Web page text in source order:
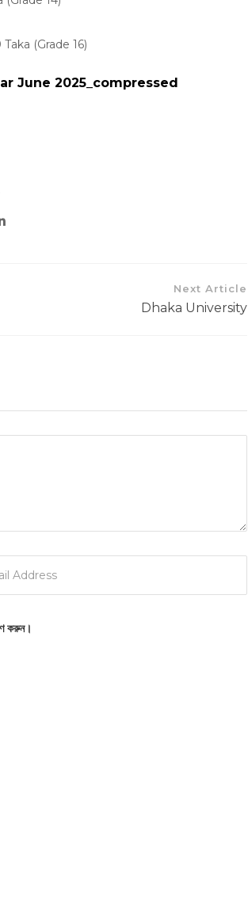
Taka (Grade 16)
June 2025_compressed
Next Article
Dhaka University
করুন।